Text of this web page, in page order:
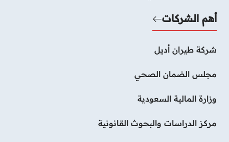
أهم الشركات
شركة طيران أديل
مجلس الضمان الصحي
وزارة المالية السعودية
مركز الدراسات والبحوث القانونية